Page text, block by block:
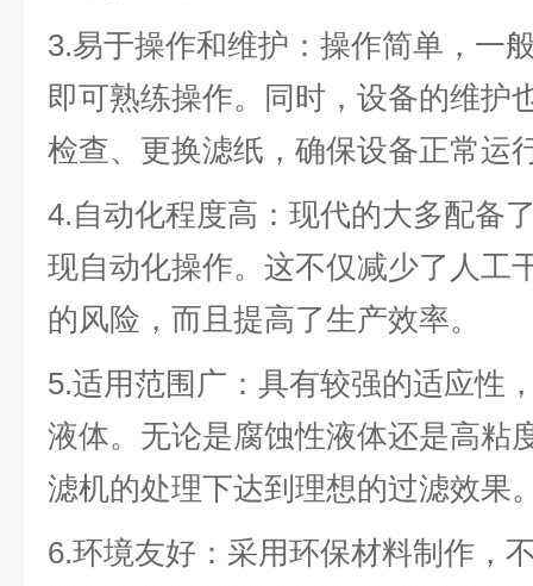
3.易于操作和维护：操作简单，一
即可熟练操作。同时，设备的维护
检查、更换滤纸，确保设备正常运
4.自动化程度高：现代的大多配备
现自动化操作。这不仅减少了人工
的风险，而且提高了生产效率。
5.适用范围广：具有较强的适应性
液体。无论是腐蚀性液体还是高粘
滤机的处理下达到理想的过滤效果
6.环境友好：采用环保材料制作，